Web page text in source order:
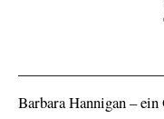
Barbara Hannigan – ein